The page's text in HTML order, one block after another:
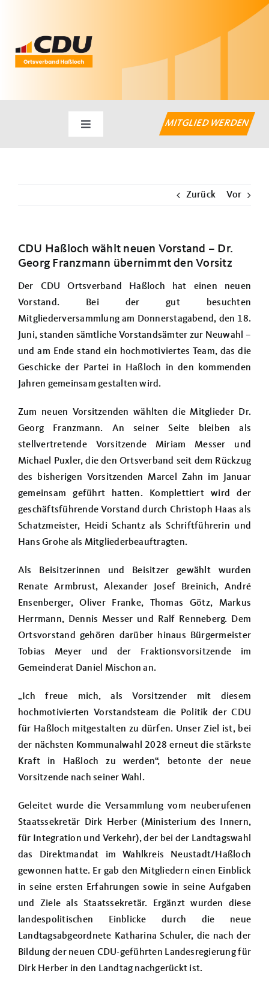
springen
Toggle
Navigation
Termine
MITGLIED WERDEN
Zurück Vor
CDU Haßloch wählt neuen Vorstand – Dr.
Georg Franzmann übernimmt den Vorsitz
Der CDU Ortsverband Haßloch hat einen neuen
Vorstand. Bei der gut besuchten
Mitgliederversammlung am Donnerstagabend, den 18.
Juni, standen sämtliche Vorstandsämter zur Neuwahl –
und am Ende stand ein hochmotiviertes Team, das die
Geschicke der Partei in Haßloch in den kommenden
Jahren gemeinsam gestalten wird.
Zum neuen Vorsitzenden wählten die Mitglieder Dr.
Georg Franzmann. An seiner Seite bleiben als
stellvertretende Vorsitzende Miriam Messer und
Michael Puxler, die den Ortsverband seit dem Rückzug
des bisherigen Vorsitzenden Marcel Zahn im Januar
gemeinsam geführt hatten. Komplettiert wird der
geschäftsführende Vorstand durch Christoph Haas als
Schatzmeister, Heidi Schantz als Schriftführerin und
Hans Grohe als Mitgliederbeauftragten.
Als Beisitzerinnen und Beisitzer gewählt wurden
Renate Armbrust, Alexander Josef Breinich, André
Ensenberger, Oliver Franke, Thomas Götz, Markus
Herrmann, Dennis Messer und Ralf Renneberg. Dem
Ortsvorstand gehören darüber hinaus Bürgermeister
Tobias Meyer und der Fraktionsvorsitzende im
Gemeinderat Daniel Mischon an.
„Ich freue mich, als Vorsitzender mit diesem
hochmotivierten Vorstandsteam die Politik der CDU
für Haßloch mitgestalten zu dürfen. Unser Ziel ist, bei
der nächsten Kommunalwahl 2028 erneut die stärkste
Kraft in Haßloch zu werden“, betonte der neue
Vorsitzende nach seiner Wahl.
Geleitet wurde die Versammlung vom neuberufenen
Staatssekretär Dirk Herber (Ministerium des Innern,
für Integration und Verkehr), der bei der Landtagswahl
das Direktmandat im Wahlkreis Neustadt/Haßloch
gewonnen hatte. Er gab den Mitgliedern einen Einblick
in seine ersten Erfahrungen sowie in seine Aufgaben
und Ziele als Staatssekretär. Ergänzt wurden diese
landespolitischen Einblicke durch die neue
Landtagsabgeordnete Katharina Schuler, die nach der
Bildung der neuen CDU-geführten Landesregierung für
Dirk Herber in den Landtag nachgerückt ist.